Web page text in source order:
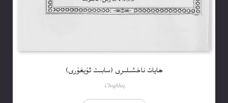
ھايات ناخشىلىرى (سابىت ئۇيغۇرى)
Choghluq